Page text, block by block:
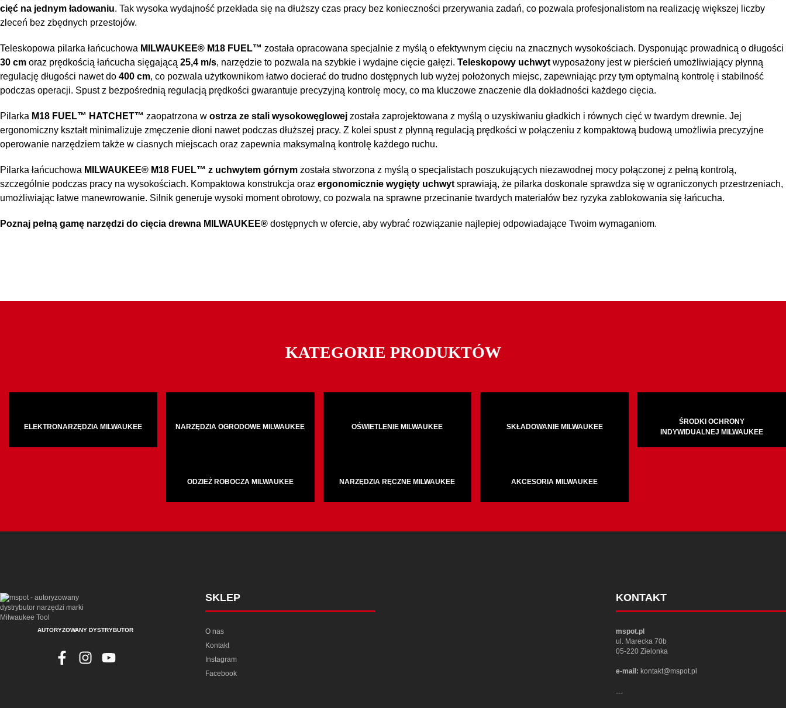
cięć na jednym ładowaniu. Tak wysoka wydajność przekłada się na dłuższy czas pracy bez konieczności przerywania zadań, co pozwala profesjonalistom na realizację większej liczby
zleceń bez zbędnych przestojów.
Teleskopowa pilarka łańcuchowa MILWAUKEE® M18 FUEL™ została opracowana specjalnie z myślą o efektywnym cięciu na znacznych wysokościach. Dysponując prowadnicą o długości
30 cm oraz prędkością łańcucha sięgającą 25,4 m/s, narzędzie to pozwala na szybkie i wydajne cięcie gałęzi. Teleskopowy uchwyt wyposażony jest w pierścień umożliwiający płynną
regulację długości nawet do 400 cm, co pozwala użytkownikom łatwo docierać do trudno dostępnych lub wyżej położonych miejsc, zapewniając przy tym optymalną kontrolę i stabilność
podczas operacji. Spust z bezpośrednią regulacją prędkości gwarantuje precyzyjną kontrolę mocy, co ma kluczowe znaczenie dla dokładności każdego cięcia.
Pilarka M18 FUEL™ HATCHET™ zaopatrzona w ostrza ze stali wysokowęglowej została zaprojektowana z myślą o uzyskiwaniu gładkich i równych cięć w twardym drewnie. Jej
ergonomiczny kształt minimalizuje zmęczenie dłoni nawet podczas dłuższej pracy. Z kolei spust z płynną regulacją prędkości w połączeniu z kompaktową budową umożliwia precyzyjne
operowanie narzędziem także w ciasnych miejscach oraz zapewnia maksymalną kontrolę każdego ruchu.
Pilarka łańcuchowa MILWAUKEE® M18 FUEL™ z uchwytem górnym została stworzona z myślą o specjalistach poszukujących niezawodnej mocy połączonej z pełną kontrolą,
szczególnie podczas pracy na wysokościach. Kompaktowa konstrukcja oraz ergonomicznie wygięty uchwyt sprawiają, że pilarka doskonale sprawdza się w ograniczonych przestrzeniach,
umożliwiając łatwe manewrowanie. Silnik generuje wysoki moment obrotowy, co pozwala na sprawne przecinanie twardych materiałów bez ryzyka zablokowania się łańcucha.
Poznaj pełną gamę narzędzi do cięcia drewna MILWAUKEE® dostępnych w ofercie, aby wybrać rozwiązanie najlepiej odpowiadające Twoim wymaganiom.
KATEGORIE PRODUKTÓW
ELEKTRONARZĘDZIA MILWAUKEE NARZĘDZIA OGRODOWE MILWAUKEE OŚWIETLENIE MILWAUKEE SKŁADOWANIE MILWAUKEE
ŚRODKI OCHRONY
INDYWIDUALNEJ MILWAUKEE
ODZIEŻ ROBOCZA MILWAUKEE NARZĘDZIA RĘCZNE MILWAUKEE AKCESORIA MILWAUKEE
AUTORYZOWANY DYSTRYBUTOR
SKLEP
O nas
Kontakt
Instagram
Facebook
KONTAKT
mspot.pl
ul. Marecka 70b
05-220 Zielonka
e-mail: kontakt@mspot.pl
---